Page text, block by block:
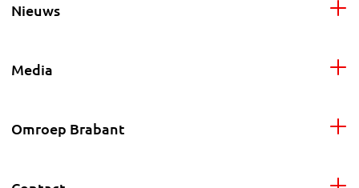
Nieuws
Media
Omroep Brabant